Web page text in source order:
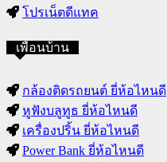
โปรเน็ตดีแทค
เพื่อนบ้าน
กล้องติดรถยนต์ ยี่ห้อไหนดี
หูฟังบลูทูธ ยี่ห้อไหนดี
เครื่องปริ้น ยี่ห้อไหนดี
Power Bank ยี่ห้อไหนดี